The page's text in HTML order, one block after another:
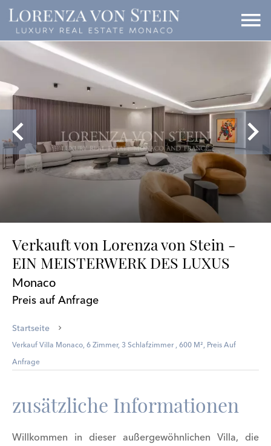
Verkauft von Lorenza von Stein -
EIN MEISTERWERK DES LUXUS
Monaco
Preis auf Anfrage
Startseite
Verkauf Villa Monaco, 6 Zimmer, 3 Schlafzimmer , 600 M², Preis Auf
Anfrage
zusätzliche Informationen
Willkommen in dieser außergewöhnlichen Villa, die